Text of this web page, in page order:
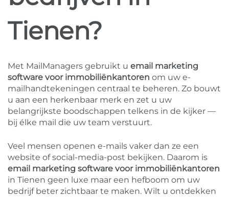
Tienen?
Met MailManagers gebruikt u email marketing
software voor immobiliënkantoren om uw e-
mailhandtekeningen centraal te beheren. Zo bouwt
u aan een herkenbaar merk en zet u uw
belangrijkste boodschappen telkens in de kijker —
bij élke mail die uw team verstuurt.
Veel mensen openen e-mails vaker dan ze een
website of social-media-post bekijken. Daarom is
email marketing software voor immobiliënkantoren
in Tienen geen luxe maar een hefboom om uw
bedrijf beter zichtbaar te maken. Wilt u ontdekken